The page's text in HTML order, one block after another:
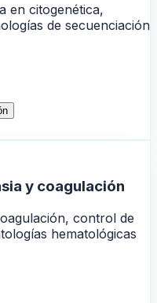
en citogenética,
de secuenciación
y coagulación
control de
hematológicas